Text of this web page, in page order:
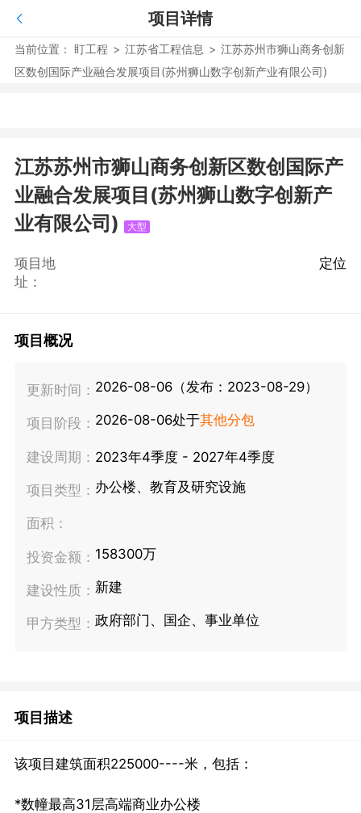
项目详情
当前位置： 盯工程 > 江苏省工程信息 > 江苏苏州市狮山商务创新
区数创国际产业融合发展项目(苏州狮山数字创新产业有限公司)
江苏苏州市狮山商务创新区数创国际产
业融合发展项目(苏州狮山数字创新产
业有限公司)
大型
项目地
址：
定位
项目概况
更新时间： 2026-08-06（发布：2023-08-29）
项目阶段： 2026-08-06处于其他分包
建设周期： 2023年4季度 - 2027年4季度
项目类型： 办公楼、教育及研究设施
面积：
投资金额： 158300万
建设性质： 新建
甲方类型： 政府部门、国企、事业单位
项目描述
该项目建筑面积225000----米，包括：
*数幢最高31层高端商业办公楼